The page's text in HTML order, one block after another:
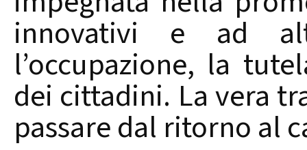
innovativi e ad
l’occupazione, la
dei cittadini. La vera
passare dal ritorno al